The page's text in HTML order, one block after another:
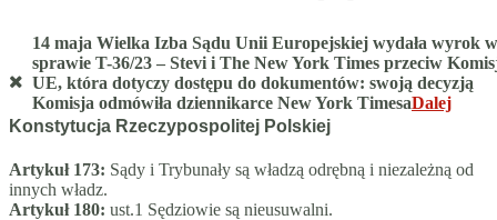
14 maja Wielka Izba Sądu Unii Europejskiej wydała wyrok w
sprawie T-36/23 – Stevi i The New York Times przeciw
UE, która dotyczy dostępu do dokumentów: swoją decyzją
Komisja odmówiła dziennikarce New York TimesaDalej
Konstytucja Rzeczypospolitej Polskiej
Artykuł 173: Sądy i Trybunały są władzą odrębną i niezależną od
innych władz.
Artykuł 180: ust.1 Sędziowie są nieusuwalni.